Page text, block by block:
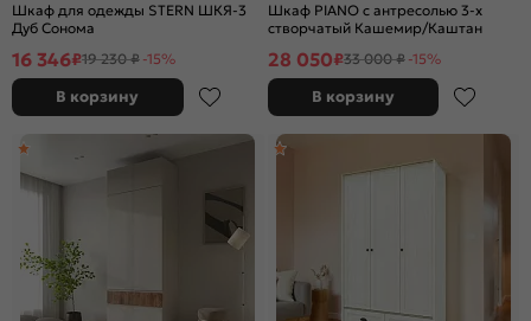
Шкаф для одежды STERN ШКЯ-3
Дуб Сонома
16 346₽19 230 ₽ -15%
В корзину
Шкаф PIANO с антресолью 3-х
створчатый Кашемир/Каштан
28 050₽33 000 ₽ -15%
В корзину